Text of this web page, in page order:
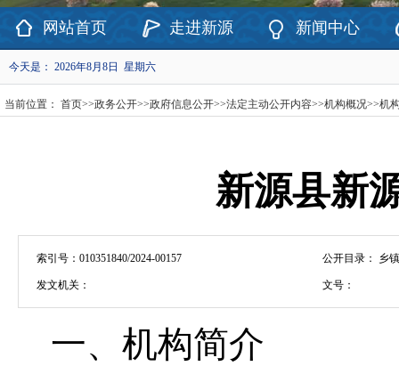
网站首页 走进新源 新闻中心
今天是： 2026年8月8日 星期六
当前位置： 首页>>政务公开>>政府信息公开>>法定主动公开内容>>机构概况>>机
新源县新
索引号： 010351840/2024-00157 公开目录： 乡
发文机关： 文号：
一、机构简介